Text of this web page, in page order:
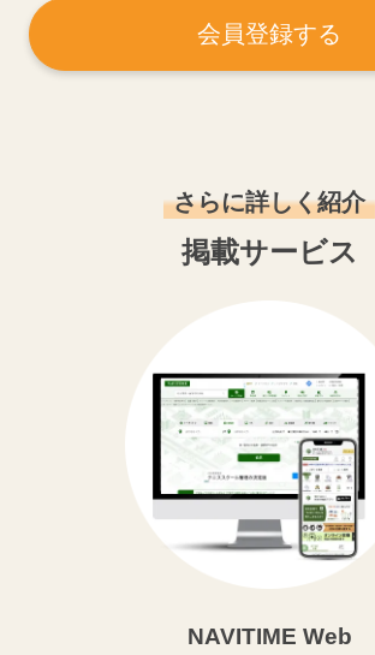
会員登録する
さらに詳しく紹介
掲載サービス
NAVITIME Web